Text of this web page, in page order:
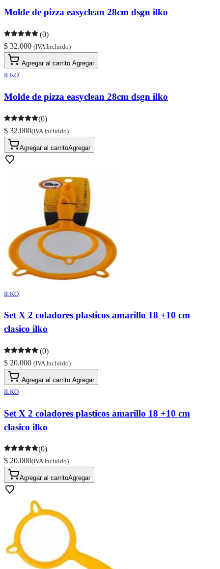
Molde de pizza easyclean 28cm dsgn ilko
(0)
$ 32.000 (IVA Incluido)
Agregar al carrito Agregar
ILKO
Molde de pizza easyclean 28cm dsgn ilko
(0)
$ 32.000(IVA Incluido)
Agregar al carritoAgregar
ILKO
Set X 2 coladores plasticos amarillo 18 +10 cm
clasico ilko
(0)
$ 20.000 (IVA Incluido)
Agregar al carrito Agregar
ILKO
Set X 2 coladores plasticos amarillo 18 +10 cm
clasico ilko
(0)
$ 20.000(IVA Incluido)
Agregar al carritoAgregar